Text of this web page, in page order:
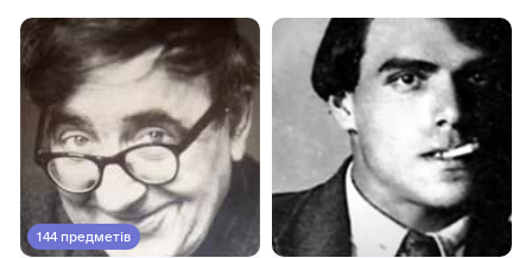
144 предметів